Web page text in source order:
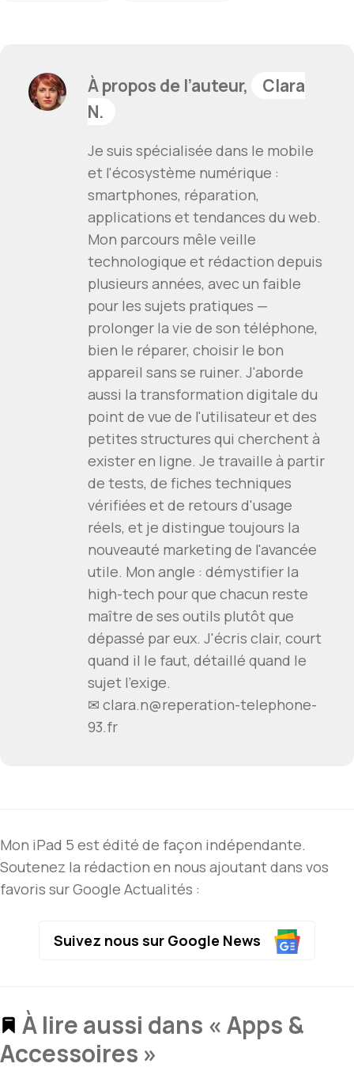
À propos de l’auteur,
Clara
N.
Je suis spécialisée dans le mobile
et l'écosystème numérique :
smartphones, réparation,
applications et tendances du web.
Mon parcours mêle veille
technologique et rédaction depuis
plusieurs années, avec un faible
pour les sujets pratiques —
prolonger la vie de son téléphone,
bien le réparer, choisir le bon
appareil sans se ruiner. J'aborde
aussi la transformation digitale du
point de vue de l'utilisateur et des
petites structures qui cherchent à
exister en ligne. Je travaille à partir
de tests, de fiches techniques
vérifiées et de retours d'usage
réels, et je distingue toujours la
nouveauté marketing de l'avancée
utile. Mon angle : démystifier la
high-tech pour que chacun reste
maître de ses outils plutôt que
dépassé par eux. J'écris clair, court
quand il le faut, détaillé quand le
sujet l'exige.
✉ clara.n@reperation-telephone-
93.fr
Mon iPad 5 est édité de façon indépendante.
Soutenez la rédaction en nous ajoutant dans vos
favoris sur Google Actualités :
Suivez nous sur Google News
À lire aussi dans « Apps &
Accessoires »